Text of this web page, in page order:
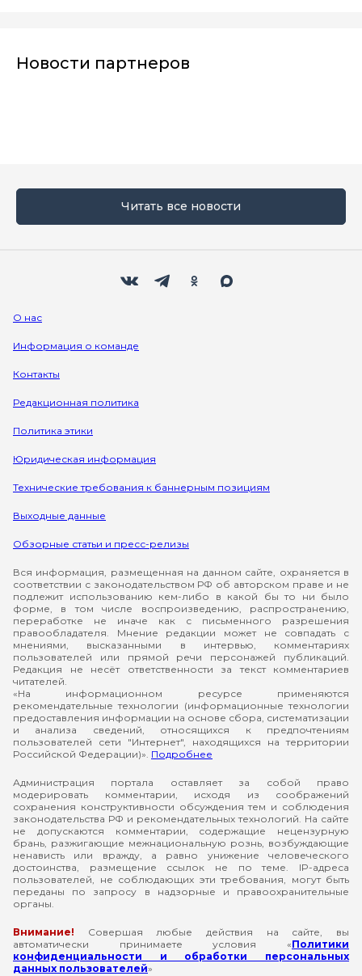
Новости партнеров
Читать все новости
О нас
Информация о команде
Контакты
Редакционная политика
Политика этики
Юридическая информация
Технические требования к баннерным позициям
Выходные данные
Обзорные статьи и пресс-релизы
Вся информация, размещенная на данном сайте, охраняется в
соответствии с законодательством РФ об авторском праве и не
подлежит использованию кем-либо в какой бы то ни было
форме, в том числе воспроизведению, распространению,
переработке не иначе как с письменного разрешения
правообладателя. Мнение редакции может не совпадать с
мнениями, высказанными в интервью, комментариях
пользователей или прямой речи персонажей публикаций.
Редакция не несёт ответственности за текст комментариев
читателей.
«На информационном ресурсе применяются
рекомендательные технологии (информационные технологии
предоставления информации на основе сбора, систематизации
и анализа сведений, относящихся к предпочтениям
пользователей сети "Интернет", находящихся на территории
Российской Федерации)». Подробнее
Администрация портала оставляет за собой право
модерировать комментарии, исходя из соображений
сохранения конструктивности обсуждения тем и соблюдения
законодательства РФ и рекомендательных технологий. На сайте
не допускаются комментарии, содержащие нецензурную
брань, разжигающие межнациональную рознь, возбуждающие
ненависть или вражду, а равно унижение человеческого
достоинства, размещение ссылок не по теме. IP-адреса
пользователей, не соблюдающих эти требования, могут быть
переданы по запросу в надзорные и правоохранительные
органы.
Внимание! Совершая любые действия на сайте, вы
автоматически принимаете условия «Политики
конфиденциальности и обработки персональных
данных пользователей»